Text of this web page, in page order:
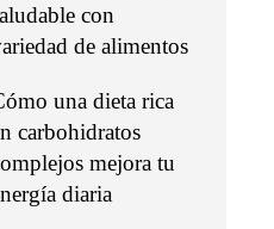
con
de alimentos
una dieta rica
carbohidratos
mejora tu
diaria